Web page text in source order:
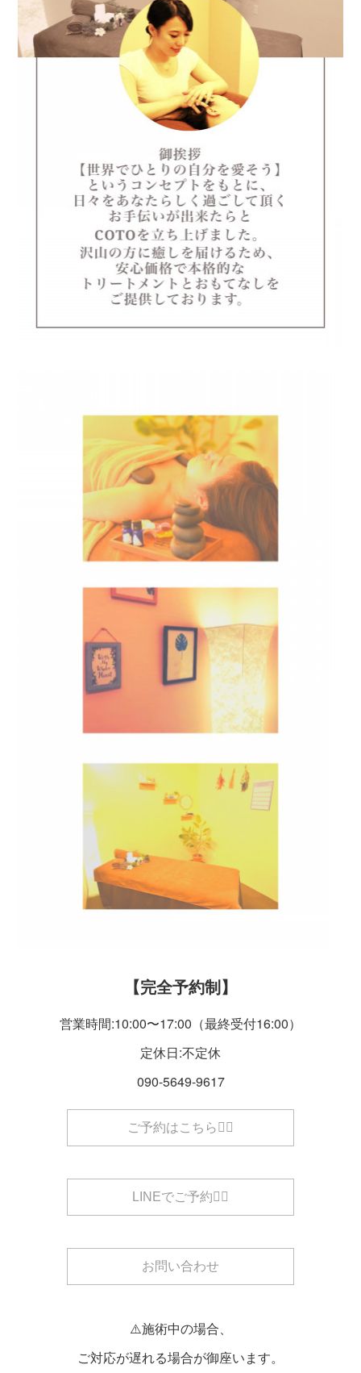
【完全予約制】
営業時間:10:00〜17:00（最終受付16:00）
定休日:不定休
090-5649-9617
ご予約はこちら💁‍♀️
LINEでご予約💁‍♀️
お問い合わせ
⚠️施術中の場合、
ご対応が遅れる場合が御座います。